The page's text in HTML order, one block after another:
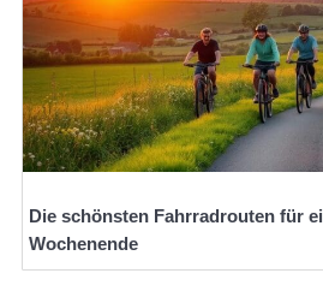
Die schönsten Fahrradrouten für
Wochenende